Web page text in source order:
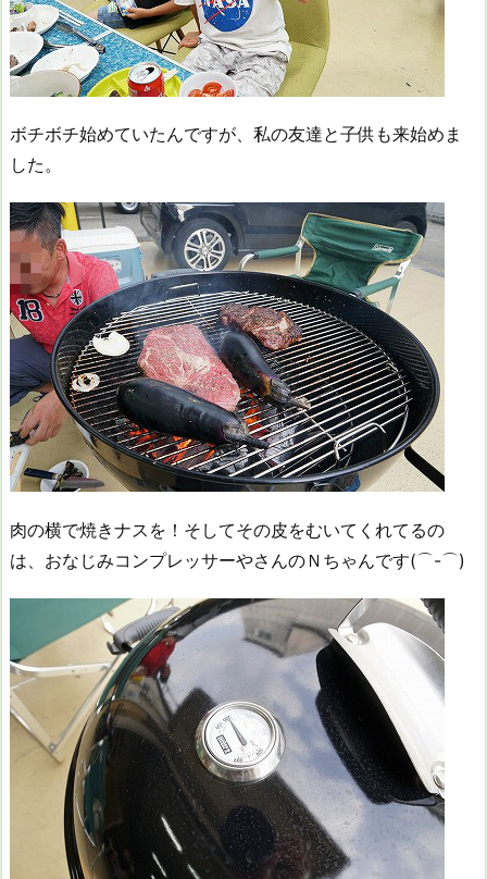
ボチボチ始めていたんですが、私の友達と子供も来始めま
した。
肉の横で焼きナスを！そしてその皮をむいてくれてるの
は、おなじみコンプレッサーやさんのＮちゃんです(⌒-⌒)